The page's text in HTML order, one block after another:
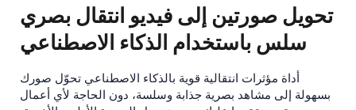
تحويل صورتين إلى فيديو انتقال بصري
سلس باستخدام الذكاء الاصطناعي
أداة مؤثرات انتقالية قوية بالذكاء الاصطناعي تحوّل صورك
بسهولة إلى مشاهد بصرية جذابة وسلسة، دون الحاجة لأي أعمال